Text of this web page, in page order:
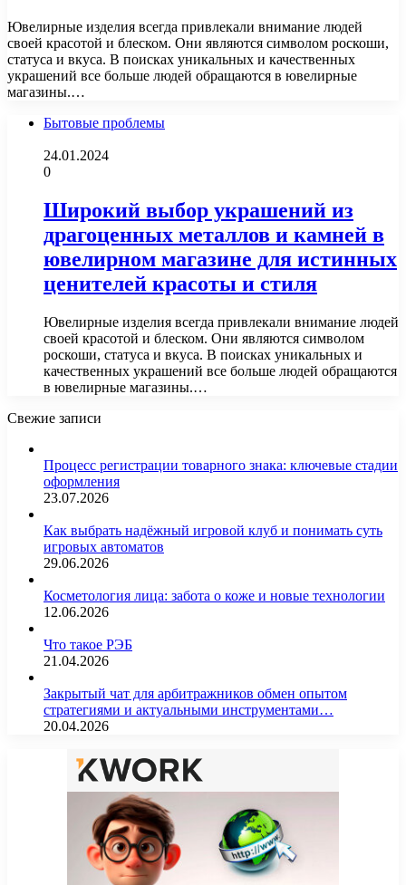
Ювелирные изделия всегда привлекали внимание людей
своей красотой и блеском. Они являются символом роскоши,
статуса и вкуса. В поисках уникальных и качественных
украшений все больше людей обращаются в ювелирные
магазины.…
Бытовые проблемы
24.01.2024
0
Широкий выбор украшений из
драгоценных металлов и камней в
ювелирном магазине для истинных
ценителей красоты и стиля
Ювелирные изделия всегда привлекали внимание людей
своей красотой и блеском. Они являются символом
роскоши, статуса и вкуса. В поисках уникальных и
качественных украшений все больше людей обращаются
в ювелирные магазины.…
Свежие записи
Процесс регистрации товарного знака: ключевые стадии
оформления
23.07.2026
Как выбрать надёжный игровой клуб и понимать суть
игровых автоматов
29.06.2026
Косметология лица: забота о коже и новые технологии
12.06.2026
Что такое РЭБ
21.04.2026
Закрытый чат для арбитражников обмен опытом
стратегиями и актуальными инструментами…
20.04.2026